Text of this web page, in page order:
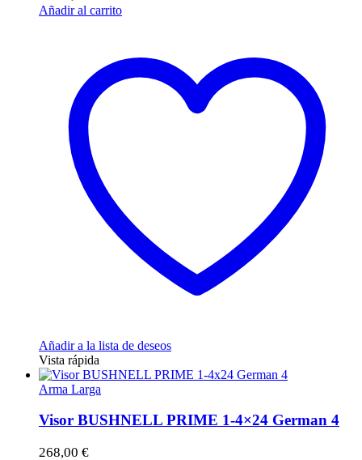
Añadir al carrito
Añadir a la lista de deseos
Vista rápida
Arma Larga
Visor BUSHNELL PRIME 1-4×24 German 4
268,00 €